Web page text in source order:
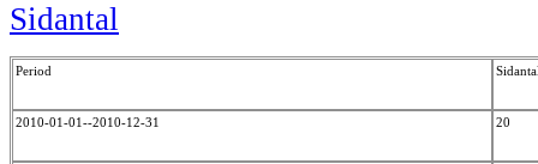
Sidantal
Period
2010-01-01--2010-12-31 20